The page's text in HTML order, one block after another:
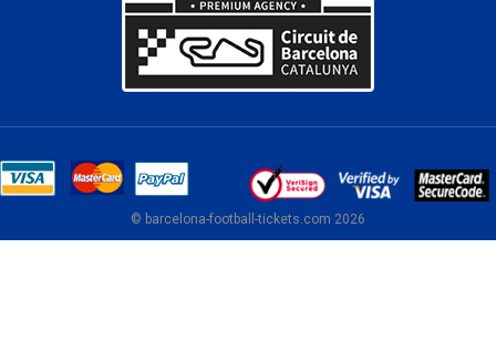
© barcelona-football-tickets.com 2026